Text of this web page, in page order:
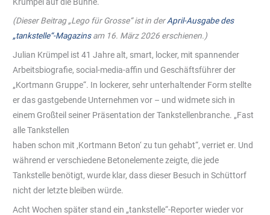
(Dieser Beitrag „Lego für Grosse“ ist in derApril-Ausgabe des
„tankstelle“-Magazinsam 16. März 2026 erschienen.)
Julian Krümpel ist 41 Jahre alt, smart, locker, mit spannender
Arbeitsbiografie, social-media-affin und Geschäftsführer der
„Kortmann Gruppe“. In lockerer, sehr unterhaltender Form stellte
er das gastgebende Unternehmen vor – und widmete sich in
einem Großteil seiner Präsentation der Tankstellenbranche. „Fast
alle Tankstellen
haben schon mit ‚Kortmann Beton‘ zu tun gehabt“, verriet er. Und
während er verschiedene Betonelemente zeigte, die jede
Tankstelle benötigt, wurde klar, dass dieser Besuch in Schüttorf
nicht der letzte bleiben würde.
Acht Wochen später stand ein „tankstelle“-Reporter wieder vor